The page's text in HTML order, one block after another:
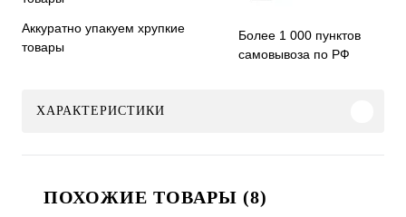
Аккуратно упакуем хрупкие
товары
Более 1 000 пунктов
самовывоза по РФ
ХАРАКТЕРИСТИКИ
ПОХОЖИЕ ТОВАРЫ (8)